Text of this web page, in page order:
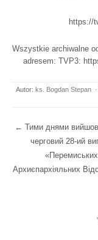
https://
Wszystkie archiwalne
adresem: TVP3:
Autor: ks. Bogdan Stepan ·
Post navigation
← Тими днями
черговий 28-ий
«Перемиських
Архиєпархіяльних